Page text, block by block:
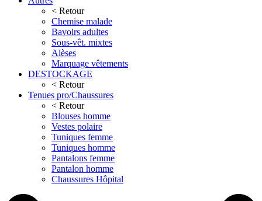
< Retour
Chemise malade
Bavoirs adultes
Sous-vêt. mixtes
Alèses
Marquage vêtements
DESTOCKAGE
< Retour
Tenues pro/Chaussures
< Retour
Blouses homme
Vestes polaire
Tuniques femme
Tuniques homme
Pantalons femme
Pantalon homme
Chaussures Hôpital